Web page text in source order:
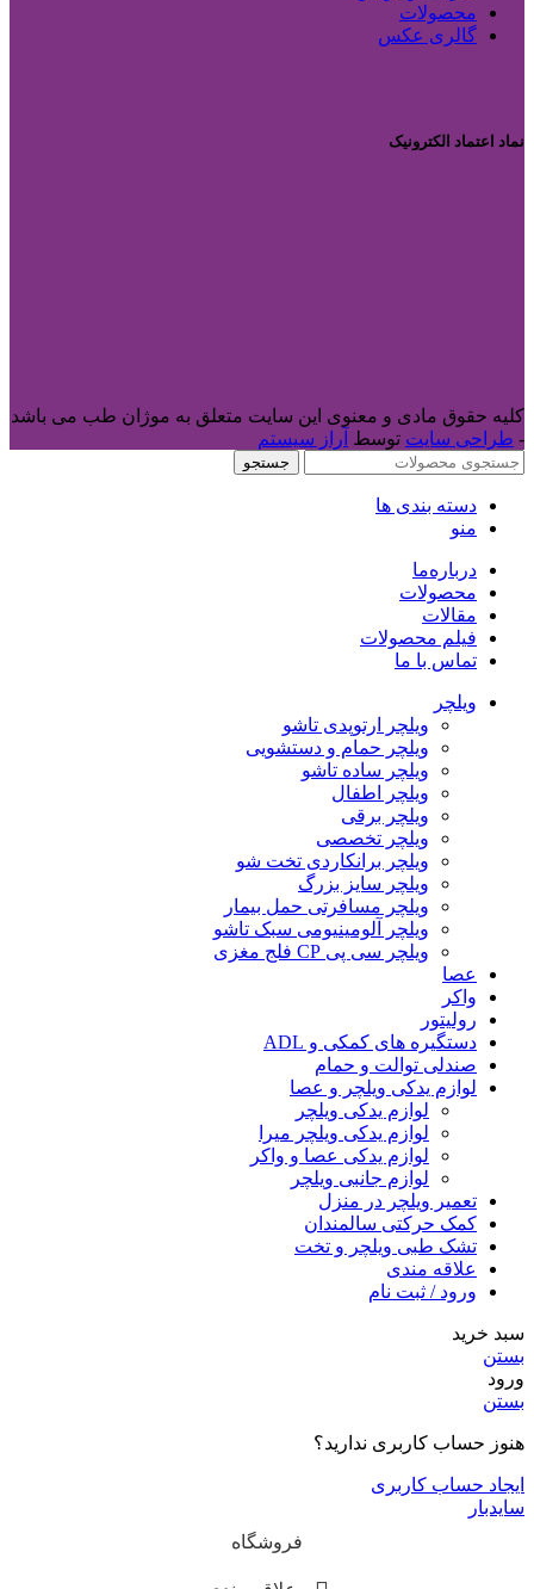
محصولات
گالری عکس
نماد اعتماد الکترونیک
کلیه حقوق مادی و معنوی این سایت متعلق به موژان طب می باشد
- طراحی سایت توسط آراز سیستم
جستجو
دسته بندی ها
منو
درباره‌ما
محصولات
مقالات
فیلم محصولات
تماس با ما
ویلچر
ویلچر ارتوپدی تاشو
ویلچر حمام و دستشویی
ویلچر ساده تاشو
ویلچر اطفال
ویلچر برقی
ویلچر تخصصی
ویلچر برانکاردی تخت شو
ویلچر سایز بزرگ
ویلچر مسافرتی حمل بیمار
ویلچر آلومینیومی سبک تاشو
ویلچر سی پی CP فلج مغزی
عصا
واکر
رولیتور
دستگیره های کمکی و ADL
صندلی توالت و حمام
لوازم یدکی ویلچر و عصا
لوازم یدکی ویلچر
لوازم یدکی ویلچر میرا
لوازم یدکی عصا و واکر
لوازم جانبی ویلچر
تعمیر ویلچر در منزل
کمک حرکتی سالمندان
تشک طبی ویلچر و تخت
علاقه مندی
ورود / ثبت نام
سبد خرید
بستن
ورود
بستن
هنوز حساب کاربری ندارید؟
ایجاد حساب کاربری
سایدبار
فروشگاه